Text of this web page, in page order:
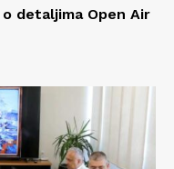
detaljima Open Air